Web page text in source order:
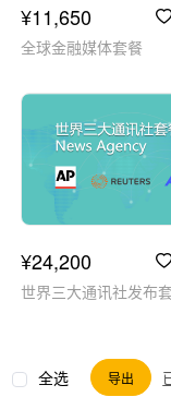
¥11,650
全球金融媒体套餐
¥24,200
世界三大通讯社发布
全选 导出